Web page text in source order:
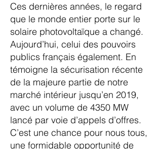
Ces dernières années, le regard
que le monde entier porte sur le
solaire photovoltaïque a changé.
Aujourd’hui, celui des pouvoirs
publics français également. En
témoigne la sécurisation récente
de la majeure partie de notre
marché intérieur jusqu’en 2019,
avec un volume de 4350 MW
lancé par voie d’appels d’offres.
C’est une chance pour nous tous,
une formidable opportunité de